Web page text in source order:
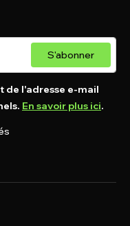
S'abonner
de l'adresse e-mail
En savoir plus ici.